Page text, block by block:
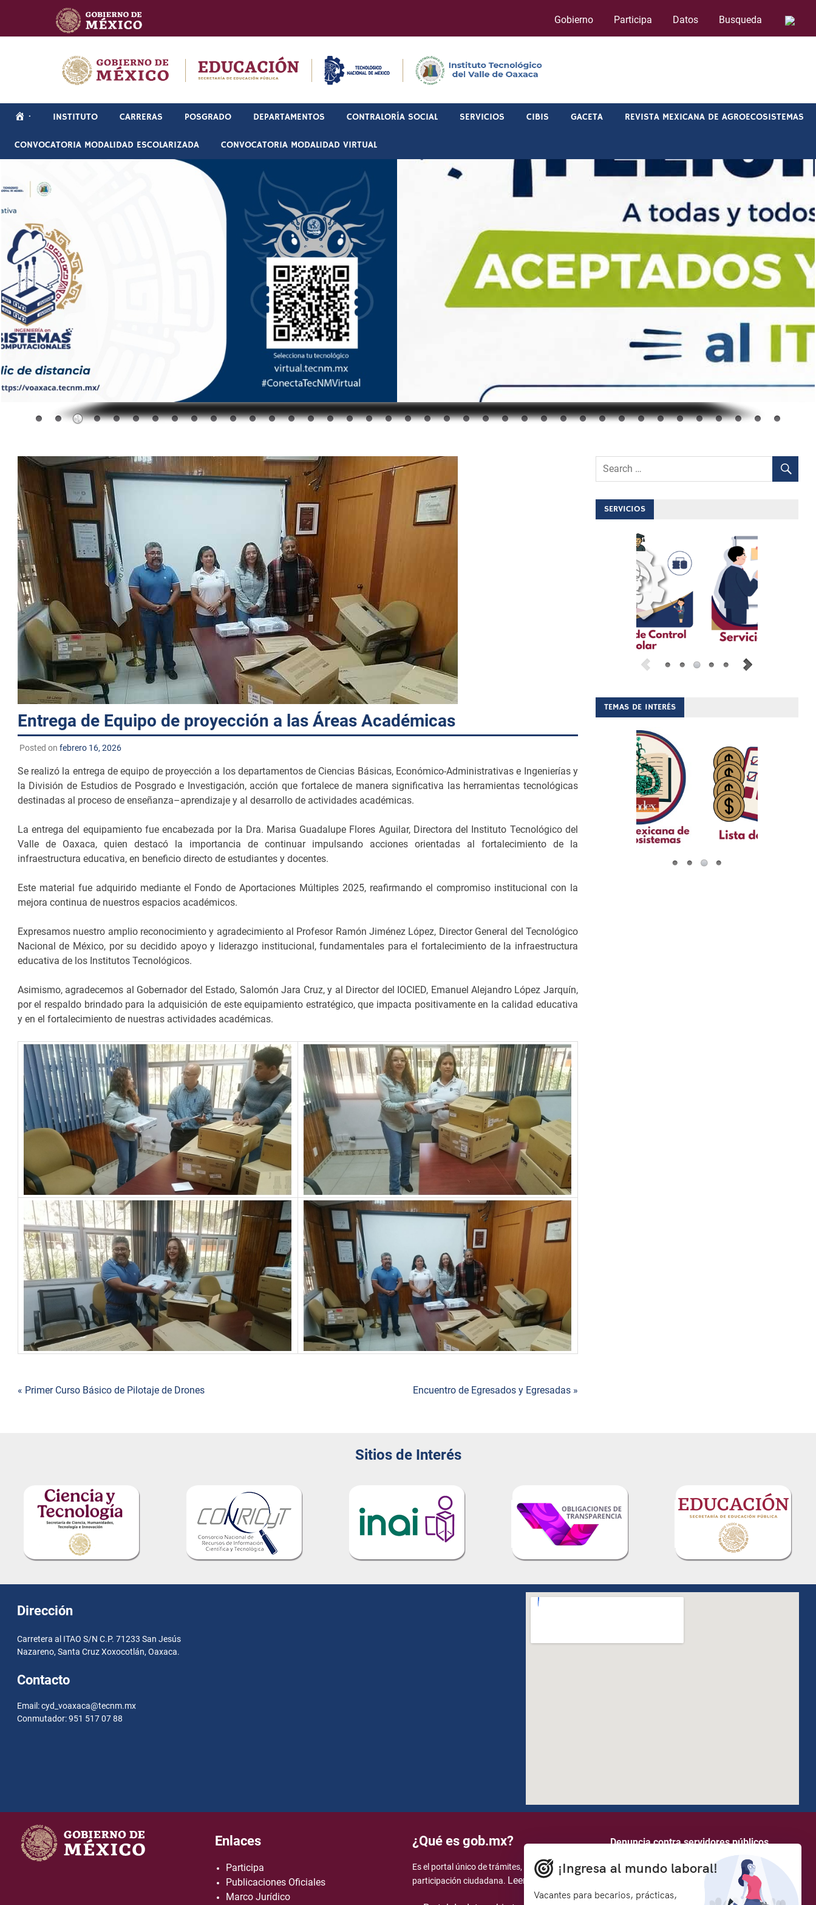
content
Gobierno Participa Datos Busqueda
· INSTITUTO CARRERAS POSGRADO DEPARTAMENTOS CONTRALORÍA SOCIAL SERVICIOS CIBIS GACETA REVISTA MEXICANA DE AGROECOSISTEMAS
CONVOCATORIA MODALIDAD ESCOLARIZADA CONVOCATORIA MODALIDAD VIRTUAL
Entrega de Equipo de proyección a las Áreas Académicas
Posted on febrero 16, 2026
Se realizó la entrega de equipo de proyección a los departamentos de Ciencias Básicas, Económico-Administrativas e Ingenierías y
la División de Estudios de Posgrado e Investigación, acción que fortalece de manera significativa las herramientas tecnológicas
destinadas al proceso de enseñanza–aprendizaje y al desarrollo de actividades académicas.
La entrega del equipamiento fue encabezada por la Dra. Marisa Guadalupe Flores Aguilar, Directora del Instituto Tecnológico del
Valle de Oaxaca, quien destacó la importancia de continuar impulsando acciones orientadas al fortalecimiento de la
infraestructura educativa, en beneficio directo de estudiantes y docentes.
Este material fue adquirido mediante el Fondo de Aportaciones Múltiples 2025, reafirmando el compromiso institucional con la
mejora continua de nuestros espacios académicos.
Expresamos nuestro amplio reconocimiento y agradecimiento al Profesor Ramón Jiménez López, Director General del Tecnológico
Nacional de México, por su decidido apoyo y liderazgo institucional, fundamentales para el fortalecimiento de la infraestructura
educativa de los Institutos Tecnológicos.
Asimismo, agradecemos al Gobernador del Estado, Salomón Jara Cruz, y al Director del IOCIED, Emanuel Alejandro López Jarquín,
por el respaldo brindado para la adquisición de este equipamiento estratégico, que impacta positivamente en la calidad educativa
y en el fortalecimiento de nuestras actividades académicas.
« Primer Curso Básico de Pilotaje de Drones Encuentro de Egresados y Egresadas »
SERVICIOS
TEMAS DE INTERÉS
Sitios de Interés
Dirección
Carretera al ITAO S/N C.P. 71233 San Jesús
Nazareno, Santa Cruz Xoxocotlán, Oaxaca.
Contacto
Email: cyd_voaxaca@tecnm.mx
Conmutador: 951 517 07 88
how to embed google map in website
Enlaces
Participa
Publicaciones Oficiales
Marco Jurídico
¿Qué es gob.mx?
Es el portal único de trámites, información y
participación ciudadana. Leer más
Denuncia contra servidores públicos
Síguenos en:
¡Ingresa al mundo laboral!
Vacantes para becarios, prácticas,